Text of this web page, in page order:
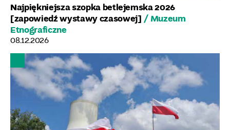
Najpiękniejsza szopka betlejemska 2026
[zapowiedź wystawy czasowej] / Muzeum
Etnograficzne
08.12.2026